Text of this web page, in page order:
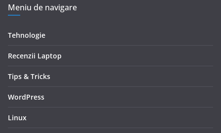
Meniu de navigare
Tehnologie
Recenzii Laptop
Tips & Tricks
WordPress
Linux